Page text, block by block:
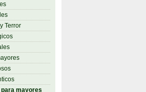
Terror
mayores